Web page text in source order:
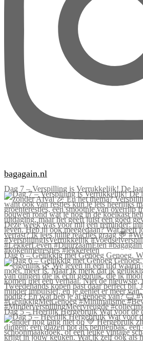
bagagain.nl
Dag 7 – Verspilling is Verrukkelijk! De
Dag 6 – Gelukkig met Genoeg Genoeg.
Dag 5 – Heerlijk Hergebruik Wat voor de